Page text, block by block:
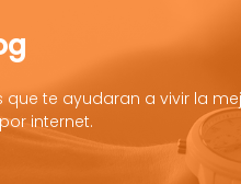
te ayudaran a vivir la
internet.